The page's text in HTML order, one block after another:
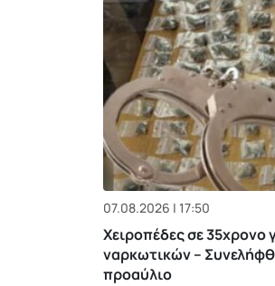
07.08.2026 | 17:50
Χειροπέδες σε 35χρονο
ναρκωτικών –
προαύλιο